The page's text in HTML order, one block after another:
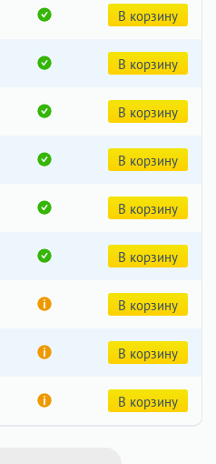
В корзину
В корзину
В корзину
В корзину
В корзину
В корзину
В корзину
В корзину
В корзину